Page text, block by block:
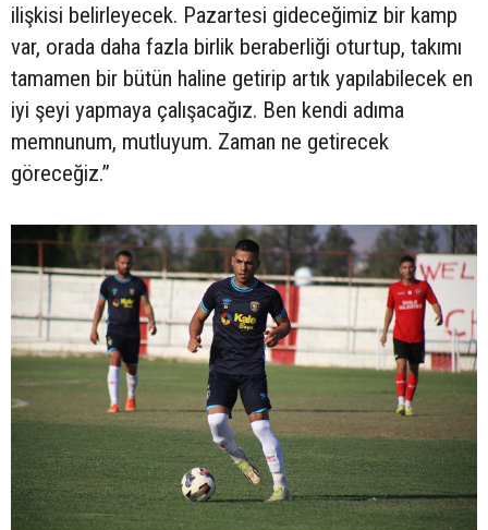
ilişkisi belirleyecek. Pazartesi gideceğimiz bir kamp
var, orada daha fazla birlik beraberliği oturtup, takımı
tamamen bir bütün haline getirip artık yapılabilecek en
iyi şeyi yapmaya çalışacağız. Ben kendi adıma
memnunum, mutluyum. Zaman ne getirecek
göreceğiz.”